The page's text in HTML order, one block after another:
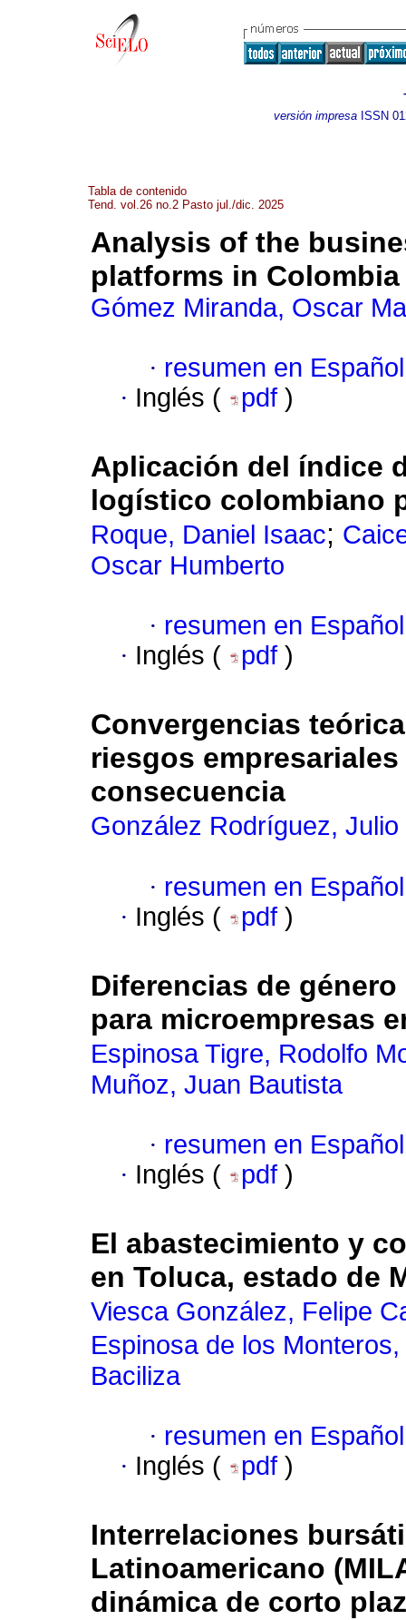
versión impresaISSN
Tabla de contenido
Tend. vol.26 no.2 Pasto jul./dic. 2025
Analysis of the
platforms in Colombia
Gómez Miranda, Oscar
· resumen en Español
· Inglés ( pdf )
Aplicación del índice
logístico colombiano
Roque, Daniel Isaac;
Oscar Humberto
· resumen en Español
· Inglés ( pdf )
Convergencias
riesgos
consecuencia
González Rodríguez, Julio
· resumen en Español
· Inglés ( pdf )
Diferencias de
para microempresas
Espinosa Tigre, Rodolfo
Muñoz, Juan Bautista
· resumen en Español
· Inglés ( pdf )
El abastecimiento y
en Toluca, estado de
Viesca González, Felipe
Espinosa de los
Baciliza
· resumen en Español
· Inglés ( pdf )
Interrelaciones
Latinoamericano
dinámica de corto